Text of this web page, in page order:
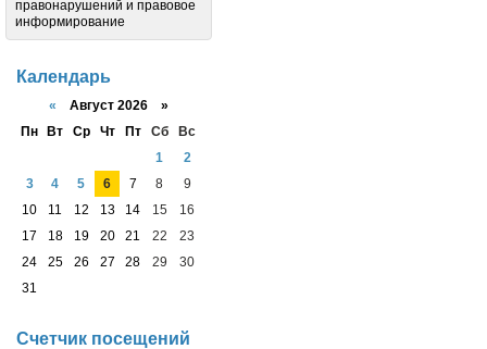
правонарушений и правовое
информирование
Календарь
« Август 2026 »
Пн
Вт Ср Чт Пт Сб
Вс
1
2
3
4 5 6 7 8
9
10
11 12 13 14 15
16
17
18 19 20 21 22
23
24
25 26 27 28 29
30
31
Счетчик посещений